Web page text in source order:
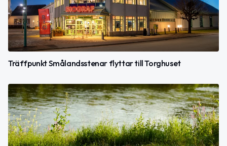
Träffpunkt Smålandsstenar flyttar till Torghuset